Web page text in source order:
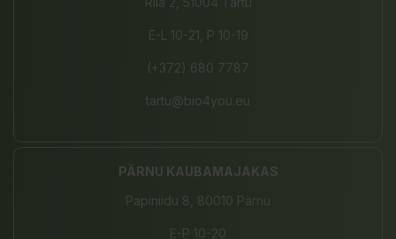
E-L 10-21, P 10-19
(+372) 680 7787
tartu@bio4you.eu
PÄRNU KAUBAMAJAKAS
Papiniidu 8, 80010 Pärnu
E-P 10-20